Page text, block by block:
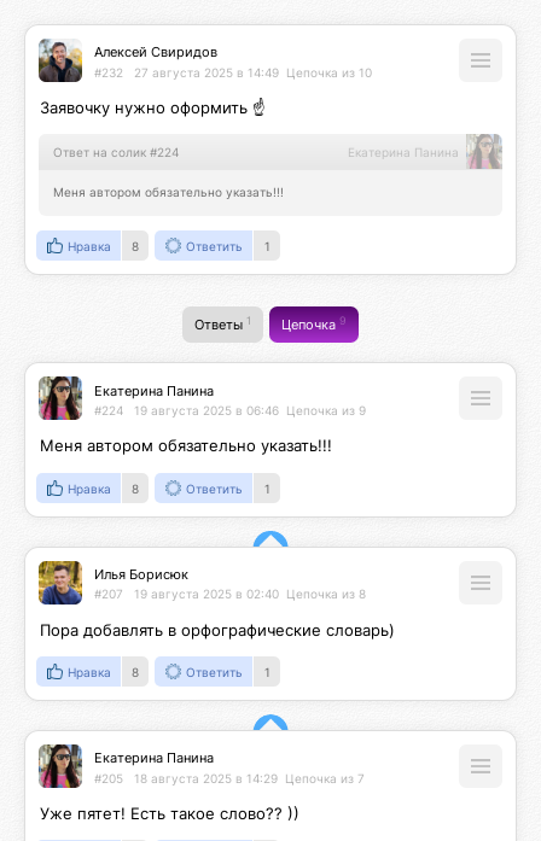
Алексей Свиридов
#232 27 августа 2025 в 14:49 Цепочка из 10
Заявочку нужно оформить ☝️
Ответ на солик #224 Екатерина Панина
Меня автором обязательно указать!!!
Нравка 8 Ответить 1
Ответы 1 Цепочка9
Екатерина Панина
#224 19 августа 2025 в 06:46 Цепочка из 9
Меня автором обязательно указать!!!
Нравка 8 Ответить 1
Илья Борисюк
#207 19 августа 2025 в 02:40 Цепочка из 8
Пора добавлять в орфографические словарь)
Нравка 8 Ответить 1
Екатерина Панина
#205 18 августа 2025 в 14:29 Цепочка из 7
Уже пятет! Есть такое слово?? ))